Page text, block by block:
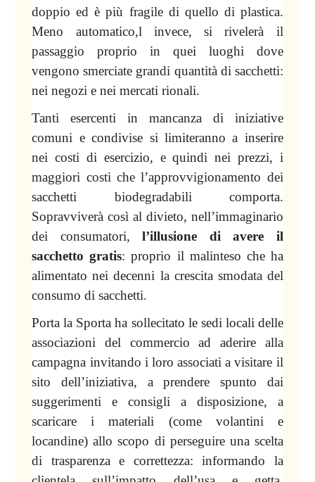
doppio ed è più fragile di quello di plastica.
Meno automatico,l invece, si rivelerà il
passaggio proprio in quei luoghi dove
vengono smerciate grandi quantità di sacchetti:
nei negozi e nei mercati rionali.
Tanti esercenti in mancanza di iniziative
comuni e condivise si limiteranno a inserire
nei costi di esercizio, e quindi nei prezzi, i
maggiori costi che l’approvvigionamento dei
sacchetti biodegradabili comporta.
Sopravviverà così al divieto, nell’immaginario
dei consumatori,l’illusione di avere il
sacchetto gratis: proprio il malinteso che ha
alimentato nei decenni la crescita smodata del
consumo di sacchetti.
Portala Sporta ha sollecitato le sedi locali delle
associazioni del commercio ad aderire alla
campagna invitando i loro associati a visitare il
sito dell’iniziativa, a prendere spunto dai
suggerimenti e consigli a disposizione, a
scaricare i materiali (come volantini e
locandine) allo scopo di perseguire una scelta
di trasparenza e correttezza: informando la